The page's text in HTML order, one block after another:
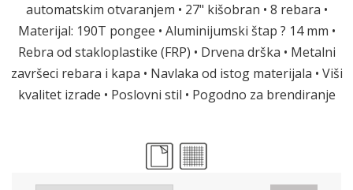
automatskim otvaranjem • 27" kišobran • 8 rebara •
Materijal: 190T pongee • Aluminijumski štap ? 14 mm •
Rebra od stakloplastike (FRP) • Drvena drška • Metalni
završeci rebara i kapa • Navlaka od istog materijala • Viši
kvalitet izrade • Poslovni stil • Pogodno za brendiranje